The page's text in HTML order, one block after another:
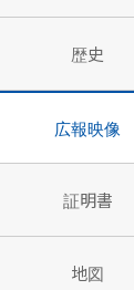
歴史
広報映像
証明書
地図